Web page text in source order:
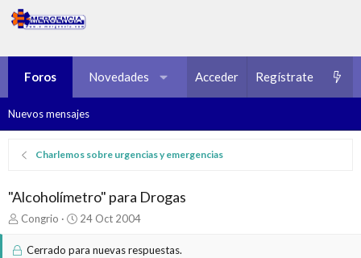
Foros Novedades Multimedia Recursos
Acceder Regístrate
Nuevos mensajes
Charlemos sobre urgencias y emergencias
"Alcoholímetro" para Drogas
I
i
Congrio
F
c
24 Oct 2004
Cerrado para nuevas respuestas.